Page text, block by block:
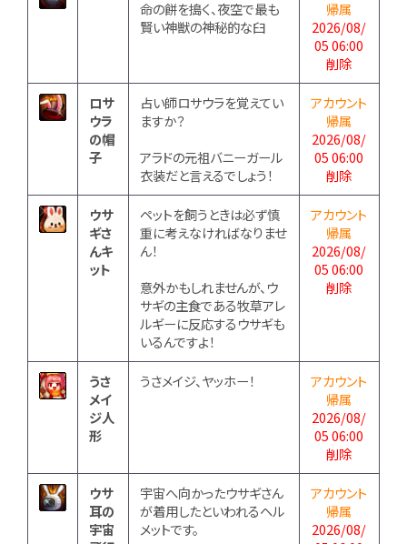
命の餅を搗く、夜空で最も
賢い神獣の神秘的な臼
帰属
2026/08/
05 06:00
削除
ロサ
ウラ
の帽
子
占い師ロサウラを覚えてい
ますか？
アラドの元祖バニーガール
衣装だと言えるでしょう！
アカウント
帰属
2026/08/
05 06:00
削除
ウサ
ギさ
んキ
ット
ペットを飼うときは必ず慎
重に考えなければなりませ
ん！
意外かもしれませんが、ウ
サギの主食である牧草アレ
ルギーに反応するウサギも
いるんですよ！
アカウント
帰属
2026/08/
05 06:00
削除
うさ
メイ
ジ人
形
うさメイジ、ヤッホー！
アカウント
帰属
2026/08/
05 06:00
削除
ウサ
耳の
宇宙
宇宙へ向かったウサギさん
が着用したといわれるヘル
メットです。
アカウント
帰属
2026/08/